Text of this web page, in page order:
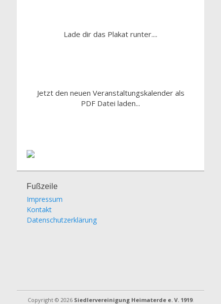
Lade dir das Plakat runter....
Jetzt den neuen Veranstaltungskalender als
PDF Datei laden...
Fußzeile
Impressum
Kontakt
Datenschutzerklärung
Copyright © 2026 Siedlervereinigung Heimaterde e. V. 1919.